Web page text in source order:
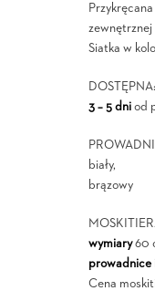
zewnętrznej
Siatka w
DOSTĘPNA:
3 – 5 dniod
biały,
brązowy
wymiary60
prowadnice
Cena